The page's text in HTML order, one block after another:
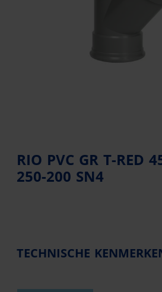
RIO PVC GR T-RED
250-200 SN4
TECHNISCHE